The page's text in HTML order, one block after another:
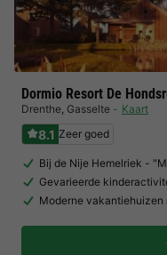
Dormio Resort De
Drenthe, Gasselte Kaart
8.1 Zeer goed
Bij de Nije Hemelriek -
Gevarieerde
Moderne